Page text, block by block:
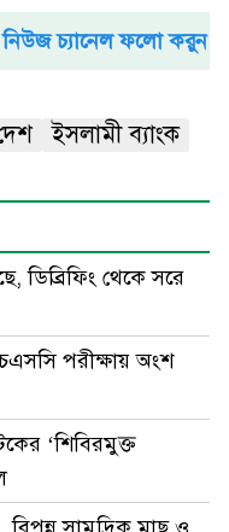
চ্যানেল ফলো করুন
ইসলামী ব্যাংক
ডিব্রিফিং থেকে সরে
পরীক্ষায় অংশ
‘শিবিরমুক্ত